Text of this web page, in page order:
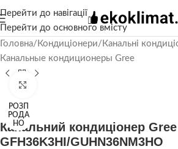
Перейти до навігації
Перейти до основного вмісту
Головна/ Кондиціонери/ Канальні
Канальные кондиционеры Gree
РОЗП
РОДА
НО
Канальний кондиціонер Gree
GFH36K3HI/GUHN36NM3HO